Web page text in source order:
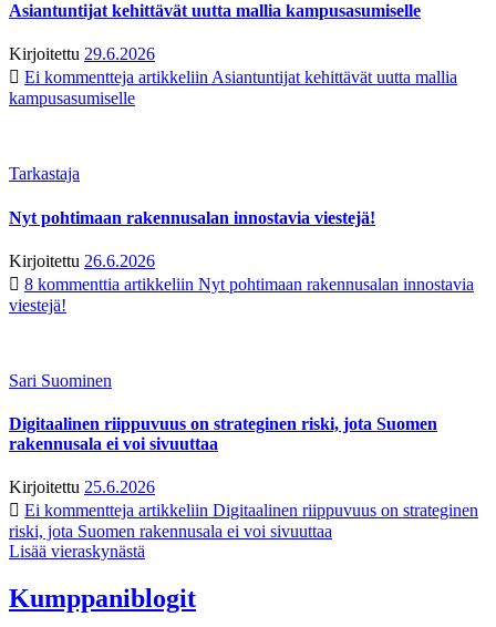
Asiantuntijat kehittävät uutta mallia kampusasumiselle
Kirjoitettu 29.6.2026
Ei kommentteja artikkeliin Asiantuntijat kehittävät uutta mallia
kampusasumiselle
Tarkastaja
Nyt pohtimaan rakennusalan innostavia viestejä!
Kirjoitettu 26.6.2026
8 kommenttia artikkeliin Nyt pohtimaan rakennusalan innostavia
viestejä!
Sari Suominen
Digitaalinen riippuvuus on strateginen riski, jota Suomen
rakennusala ei voi sivuuttaa
Kirjoitettu 25.6.2026
Ei kommentteja artikkeliin Digitaalinen riippuvuus on strateginen
riski, jota Suomen rakennusala ei voi sivuuttaa
Lisää vieraskynästä
Kumppaniblogit